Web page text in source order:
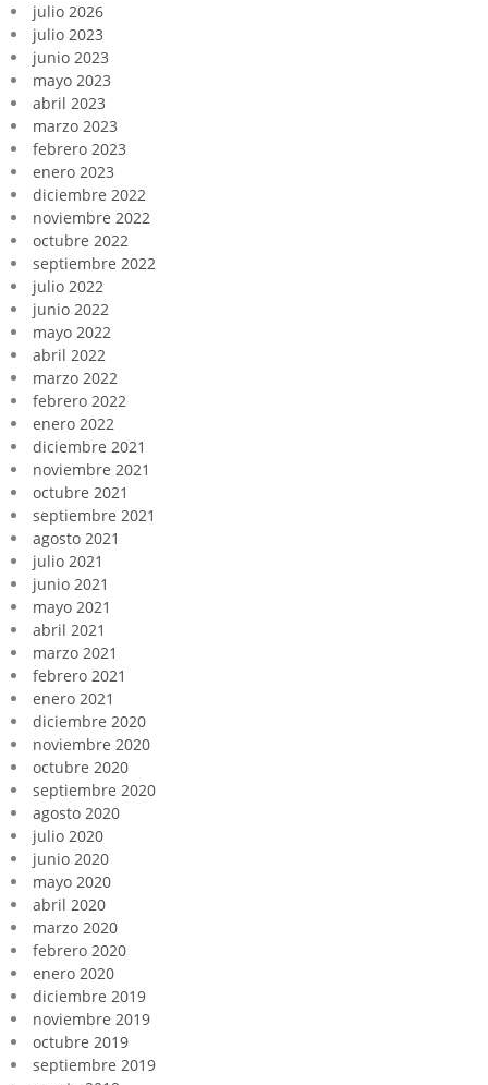
julio 2026
julio 2023
junio 2023
mayo 2023
abril 2023
marzo 2023
febrero 2023
enero 2023
diciembre 2022
noviembre 2022
octubre 2022
septiembre 2022
julio 2022
junio 2022
mayo 2022
abril 2022
marzo 2022
febrero 2022
enero 2022
diciembre 2021
noviembre 2021
octubre 2021
septiembre 2021
agosto 2021
julio 2021
junio 2021
mayo 2021
abril 2021
marzo 2021
febrero 2021
enero 2021
diciembre 2020
noviembre 2020
octubre 2020
septiembre 2020
agosto 2020
julio 2020
junio 2020
mayo 2020
abril 2020
marzo 2020
febrero 2020
enero 2020
diciembre 2019
noviembre 2019
octubre 2019
septiembre 2019